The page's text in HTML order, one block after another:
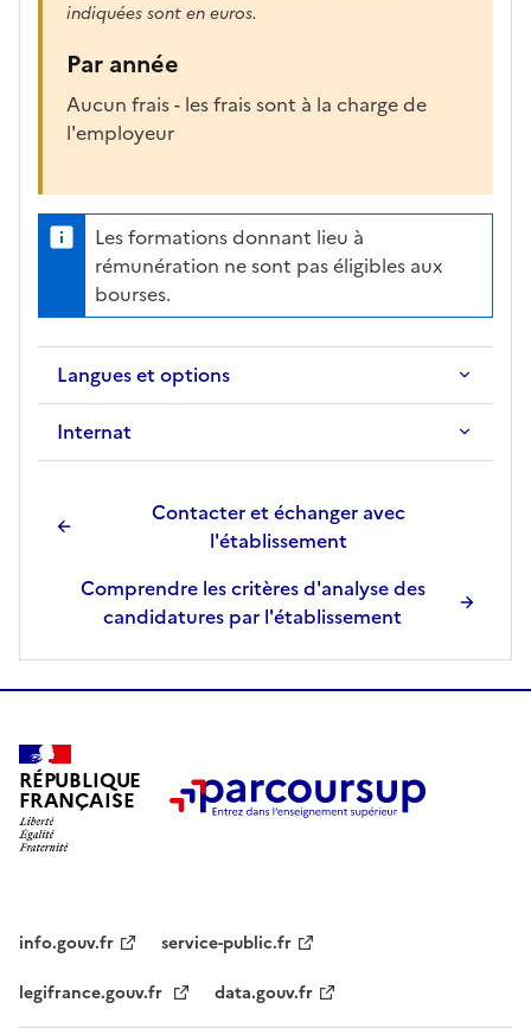
indiquées sont en euros.
Par année
Aucun frais - les frais sont à la charge de
l'employeur
Les formations donnant lieu à
rémunération ne sont pas éligibles aux
bourses.
Langues et options
Internat
Contacter et échanger avec
l'établissement
Comprendre les critères d'analyse des
candidatures par l'établissement
RÉPUBLIQUE
FRANÇAISE
info.gouv.fr
service-public.fr
legifrance.gouv.fr
data.gouv.fr